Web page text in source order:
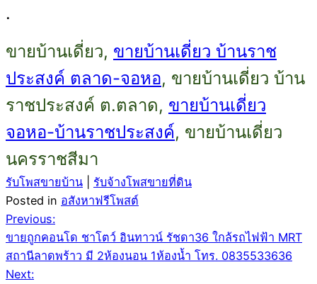
.
ขายบ้านเดี่ยว, ขายบ้านเดี่ยว บ้านราช
ประสงค์ ตลาด-จอหอ, ขายบ้านเดี่ยว บ้าน
ราชประสงค์ ต.ตลาด, ขายบ้านเดี่ยว
จอหอ-บ้านราชประสงค์, ขายบ้านเดี่ยว
นครราชสีมา
รับโพสขายบ้าน
รับจ้างโพสขายที่ดิน
Posted in อสังหาฟรีโพสต์
Post
navigation
Previous:
ขายถูกคอนโด ชาโตว์ อินทาวน์ รัชดา36 ใกล้รถไฟฟ้า MRT
สถานีลาดพร้าว มี 2ห้องนอน 1ห้องน้ำ โทร. 0835533636
Next: